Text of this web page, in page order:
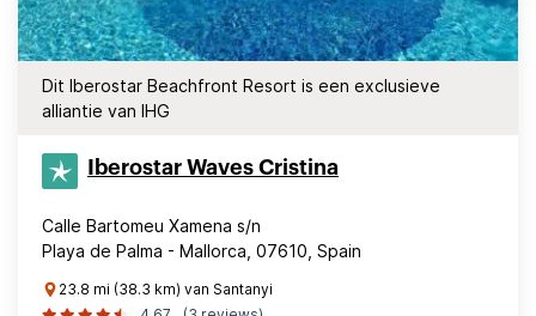
Dit Iberostar Beachfront Resort is een exclusieve
alliantie van IHG
Iberostar Waves Cristina
Calle Bartomeu Xamena s/n
Playa de Palma - Mallorca, 07610, Spain
23.8 mi (38.3 km) van Santanyi